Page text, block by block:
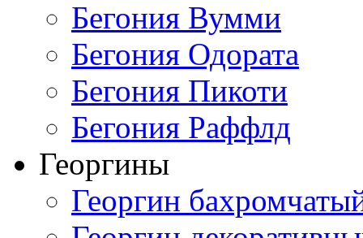
Бегония Вумми
Бегония Одората
Бегония Пикоти
Бегония Раффлд
Георгины
Георгин